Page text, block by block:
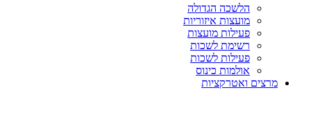
הלשכה הגדולה
מועצות איזוריות
פעילות מועצות
רשימת לשכות
פעילות לשכות
אולמות כינוס
מרצים ואטרקציות